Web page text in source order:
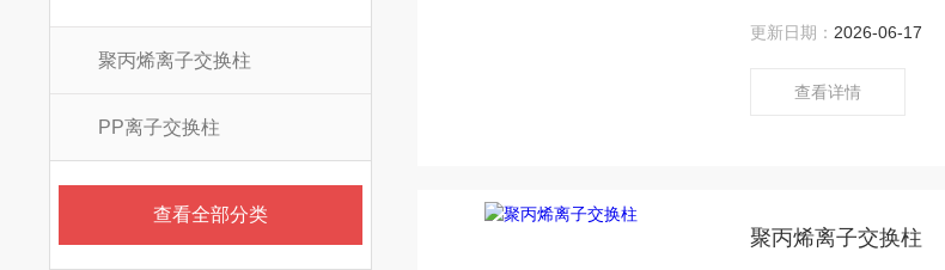
聚丙烯离子交换柱
PP离子交换柱
查看全部分类
更新日期： 2026-06-17
查看详情
聚丙烯离子交换柱